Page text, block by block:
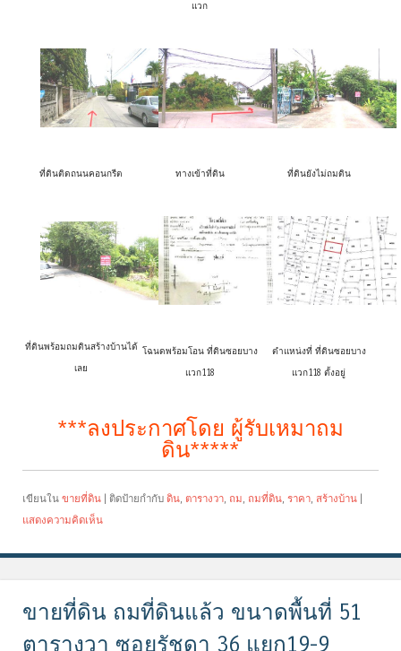
แวก
ที่ดินติดถนนคอนกรีต ทางเข้าที่ดิน ที่ดินยังไม่ถมดิน
ที่ดินพร้อมถมดินสร้างบ้านได้
เลย
โฉนดพร้อมโอน ที่ดินซอยบาง
แวก118
ตำแหน่งที่ ที่ดินซอยบาง
แวก118 ตั้งอยู่
***ลงประกาศโดย ผู้รับเหมาถม
ดิน*****
เขียนใน ขายที่ดิน | ติดป้ายกำกับ ดิน ตารางวา ถม ถมที่ดิน ราคา สร้างบ้าน |
แสดงความคิดเห็น
ขายที่ดิน ถมที่ดินแล้ว ขนาดพื้นที่ 51
ตารางวา ซอยรัชดา 36 แยก19-9